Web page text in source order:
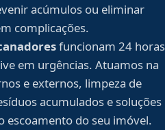
acúmulos ou eliminar
complicações.
funcionam 24 horas
em urgências. Atuamos na
e externos, limpeza de
acumulados e soluções
escoamento do seu imóvel.